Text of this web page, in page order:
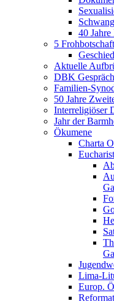
40
5
Aktuelle
DBK
Familien-
50 Jahre
Interreligiöser
Jahr der
Ökumene
Charta
Lima-
Europ.